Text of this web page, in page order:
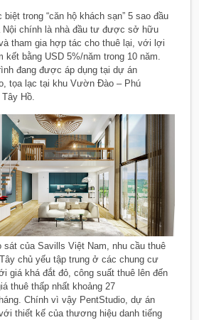
trong “căn hộ khách sạn” 5 sao đầu
Nội chính là nhà đầu tư được sở hữu
tham gia hợp tác cho thuê lại, với lợi
kết bằng USD 5%/năm trong 10 năm.
đang được áp dụng tại dự án
tọa lạc tại khu Vườn Đào – Phú
Hồ.
sát của Savills Việt Nam, nhu cầu thuê
chủ yếu tập trung ở các chung cư
giá khá đắt đỏ, công suất thuê lên đến
thuê thấp nhất khoảng 27
Chính vì vậy PentStudio, dự án
thiết kế của thương hiệu danh tiếng